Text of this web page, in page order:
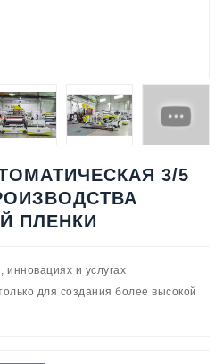
3/5
ПЛЕНКИ
и услугах
для создания более высокой